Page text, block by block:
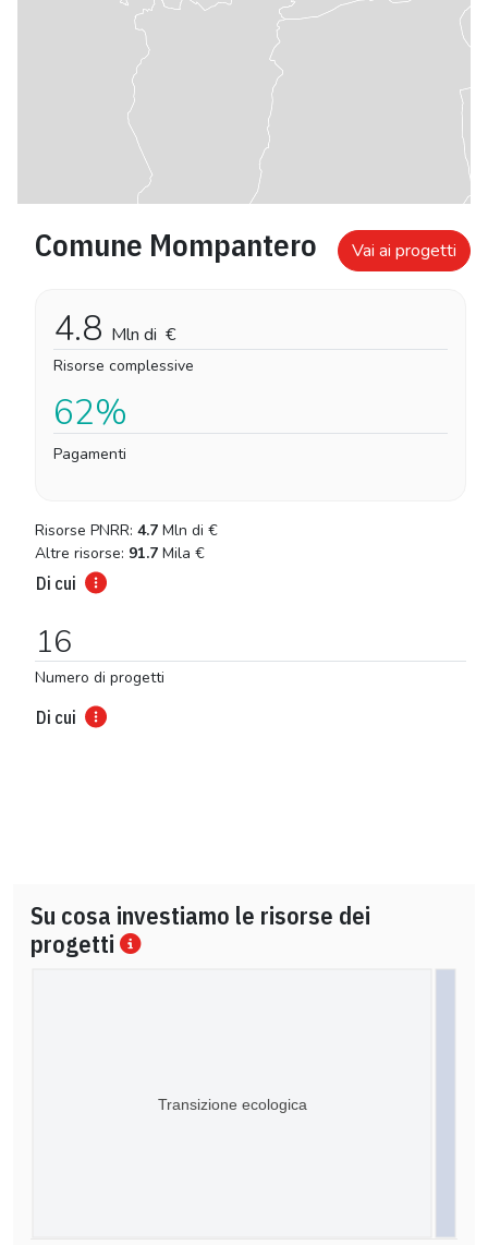
Comune Mompantero Vai ai progetti
4.8 Mln di €
Risorse complessive
62%
Pagamenti
Risorse PNRR: 4.7 Mln di €
Altre risorse: 91.7 Mila €
Di cui
16
Numero di progetti
Di cui
Su cosa investiamo le risorse dei
progetti
Transizione ecologica